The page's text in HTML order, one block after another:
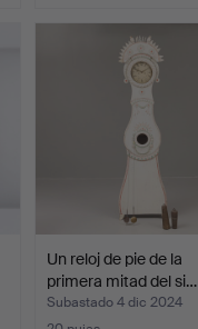
Un reloj de pie de la
primera mitad del si…
Subastado 4 dic 2024